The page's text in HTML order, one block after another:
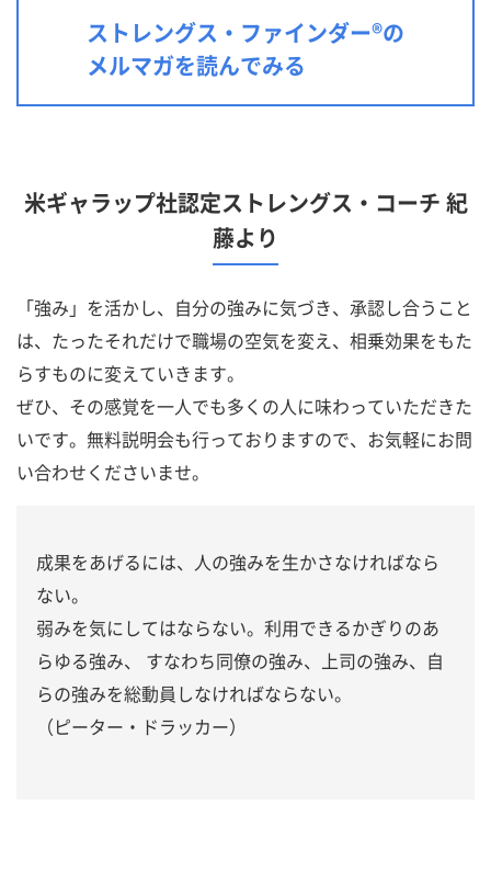
ストレングス・ファインダー®の
メルマガを読んでみる
米ギャラップ社認定ストレングス・コーチ 紀
藤より
「強み」を活かし、自分の強みに気づき、承認し合うこと
は、たったそれだけで職場の空気を変え、相乗効果をもた
らすものに変えていきます。
ぜひ、その感覚を一人でも多くの人に味わっていただきた
いです。無料説明会も行っておりますので、お気軽にお問
い合わせくださいませ。
成果をあげるには、人の強みを生かさなければなら
ない。
弱みを気にしてはならない。利用できるかぎりのあ
らゆる強み、 すなわち同僚の強み、上司の強み、自
らの強みを総動員しなければならない。
（ピーター・ドラッカー）